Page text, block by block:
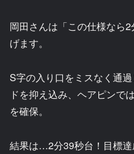
岡田さんは「この仕様なら
げます。
S字の入り口をミスなく通
ドを抑え込み、ヘアピンで
を確保。
結果は…2分39秒台！目標